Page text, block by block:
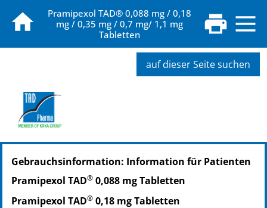
Pramipexol TAD® 0,088 mg / 0,18
mg / 0,35 mg / 0,7 mg/ 1,1 mg
Tabletten
auf dieser Seite suchen
PZN: 09197441
PPN: 110919744184
PZN: 09197458
PPN: 110919745874
Gebrauchsinformation: Information für Patienten
Pramipexol TAD® 0,088 mg Tabletten
Pramipexol TAD® 0,18 mg Tabletten